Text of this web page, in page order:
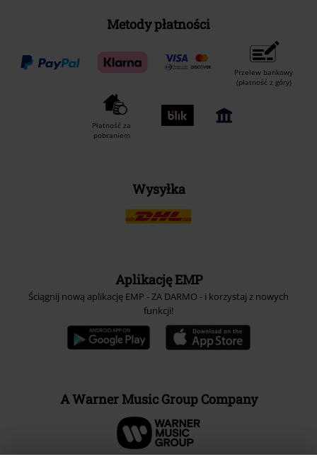
Metody płatności
Przelew bankowy
(płatność z góry)
Płatność za
pobraniem
Wysyłka
Aplikację EMP
Ściągnij nową aplikację EMP - ZA DARMO - i korzystaj z nowych
funkcji!
A Warner Music Group Company